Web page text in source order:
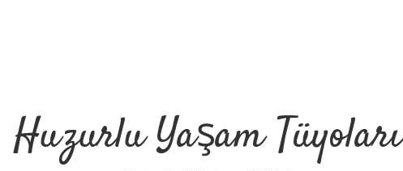
Huzurlu Yaşam Tüyoları